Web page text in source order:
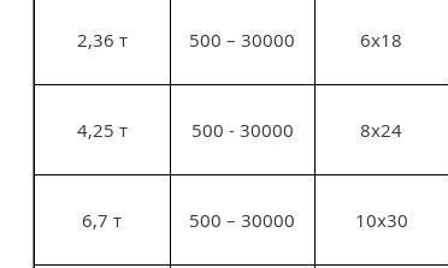
2,36 т 500 – 30000 6х18
4,25 т 500 - 30000 8х24
6,7 т 500 – 30000 10х30